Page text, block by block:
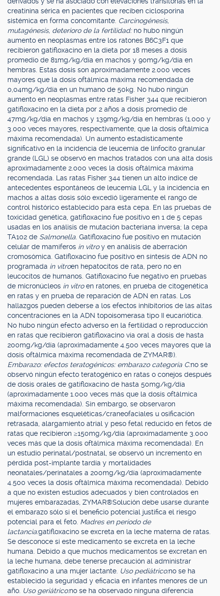
creatinina sérica en pacientes que reciben ciclosporina
sistémica en forma concomitante. Carcinogénesis,
mutagénesis, deterioro de la fertilidad: no hubo ningún
aumento en neoplasmas entre los ratones B6C3F1 que
recibieron gatifloxacino en la dieta por 18 meses a dosis
promedio de 81mg/kg/día en machos y 90mg/kg/día en
hembras. Estas dosis son aproximadamente 2.000 veces
mayores que la dosis oftálmica máxima recomendada de
0,04mg/kg/día en un humano de 50kg. No hubo ningún
aumento en neoplasmas entre ratas Fisher 344 que recibieron
gatifloxacino en la dieta por 2 años a dosis promedio de
47mg/kg/día en machos y 139mg/kg/día en hembras (1.000 y
3.000 veces mayores, respectivamente, que la dosis oftálmica
máxima recomendada). Un aumento estadísticamente
significativo en la incidencia de leucemia de linfocito granular
grande (LGL) se observó en machos tratados con una alta dosis
aproximadamente 2.000 veces la dosis oftálmica máxima
recomendada. Las ratas Fisher 344 tienen un alto índice de
antecedentes espontáneos de leucemia LGL y la incidencia en
machos a altas dosis sólo excedió ligeramente el rango de
control histórico establecido para esta cepa. En las pruebas de
toxicidad genética, gatifloxacino fue positivo en 1 de 5 cepas
usadas en los análisis de mutación bacteriana inversa; la cepa
TA102 de Salmonella . Gatifloxacino fue positivo en mutación
celular de mamíferos in vitroy en análisis de aberración
cromosómica. Gatifloxacino fue positivo en síntesis de ADN no
programada in vitroen hepatocitos de rata, pero no en
leucocitos de humanos. Gatifloxacino fue negativo en pruebas
de micronúcleos in vitroen ratones, en prueba de citogenética
en ratas y en prueba de reparación de ADN en ratas. Los
hallazgos pueden deberse a los efectos inhibitorios de las altas
concentraciones en la ADN topoisomerasa tipo II eucariótica.
No hubo ningún efecto adverso en la fertilidad o reproducción
en ratas que recibieron gatifloxacino vía oral a dosis de hasta
200mg/kg/día (aproximadamente 4.500 veces mayores que la
dosis oftálmica máxima recomendada de ZYMAR®).
Embarazo: efectos teratogénicos: embarazo categoría C:no se
observó ningún efecto teratogénico en ratas o conejos después
de dosis orales de gatifloxacino de hasta 50mg/kg/día
(aproximadamente 1.000 veces más que la dosis oftálmica
máxima recomendada). Sin embargo, se observaron
malformaciones esqueléticas/craneofaciales u osificación
retrasada, alargamiento atrial y peso fetal reducido en fetos de
ratas que recibieron ≥150mg/kg/día (aproximadamente 3.000
veces más que la dosis oftálmica máxima recomendada). En
un estudio perinatal/postnatal, se observó un incremento en
pérdida post-implante tardía y mortalidades
neonatales/perinatales a 200mg/kg/día (aproximadamente
4.500 veces la dosis oftálmica máxima recomendada). Debido
a que no existen estudios adecuados y bien controlados en
mujeres embarazadas, ZYMAR®Solución debe usarse durante
el embarazo sólo si el beneficio potencial justifica el riesgo
potencial para el feto. Madres en período de
lactancia:gatifloxacino se excreta en la leche materna de ratas.
Se desconoce si este medicamento se excreta en la leche
humana. Debido a que muchos medicamentos se excretan en
la leche humana, debe tenerse precaución al administrar
gatifloxacino a una mujer lactante. Uso pediátrico:no se ha
establecido la seguridad y eficacia en infantes menores de un
año. Uso geriátrico:no se ha observado ninguna diferencia